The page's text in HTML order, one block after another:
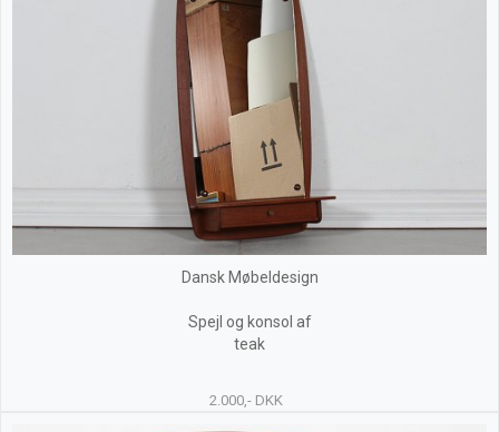
Dansk Møbeldesign
Spejl og konsol af
teak
2.000,- DKK